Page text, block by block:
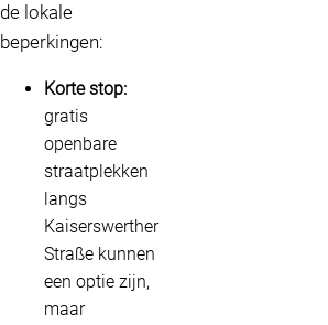
de lokale
beperkingen:
Korte stop:
gratis
openbare
straatplekken
langs
Kaiserswerther
Straße kunnen
een optie zijn,
maar